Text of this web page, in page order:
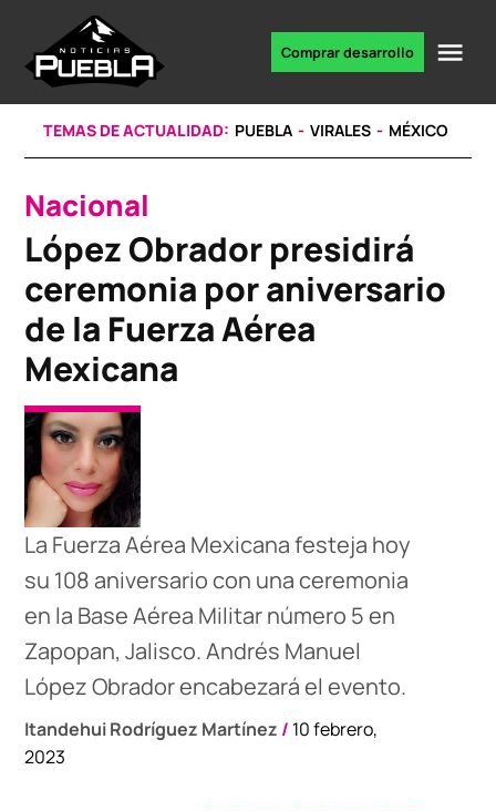
content
noticias
Comprar desarrollo
TEMAS DE ACTUALIDAD: PUEBLA VIRALES MÉXICO
POSTED
IN
Nacional
López Obrador presidirá
ceremonia por aniversario
de la Fuerza Aérea
Mexicana
La Fuerza Aérea Mexicana festeja hoy
su 108 aniversario con una ceremonia
en la Base Aérea Militar número 5 en
Zapopan, Jalisco. Andrés Manuel
López Obrador encabezará el evento.
Itandehui Rodríguez Martínez / 10 febrero,
2023